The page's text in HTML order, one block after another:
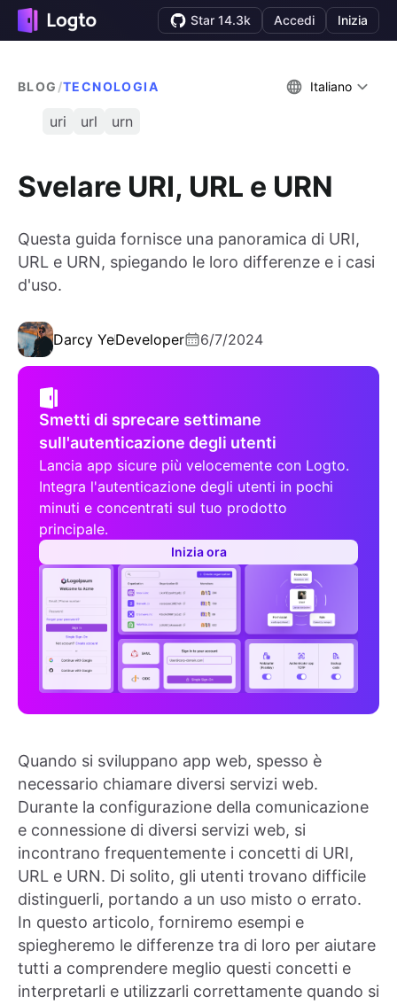
Star 14.3k Accedi Inizia
BLOG /TECNOLOGIA Italiano
uri url urn
Svelare URI, URL e URN
Questa guida fornisce una panoramica di URI,
URL e URN, spiegando le loro differenze e i casi
d'uso.
Darcy YeDeveloper 6/7/2024
Smetti di sprecare settimane
sull'autenticazione degli utenti
Lancia app sicure più velocemente con Logto.
Integra l'autenticazione degli utenti in pochi
minuti e concentrati sul tuo prodotto
principale.
Inizia ora
Quando si sviluppano app web, spesso è
necessario chiamare diversi servizi web.
Durante la configurazione della comunicazione
e connessione di diversi servizi web, si
incontrano frequentemente i concetti di URI,
URL e URN. Di solito, gli utenti trovano difficile
distinguerli, portando a un uso misto o errato.
In questo articolo, forniremo esempi e
spiegheremo le differenze tra di loro per aiutare
tutti a comprendere meglio questi concetti e
interpretarli e utilizzarli correttamente quando si